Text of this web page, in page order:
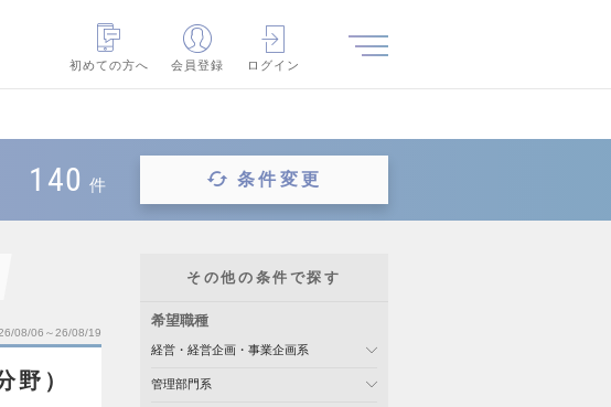
初めての方へ
会員登録 ログイン
140 件 条件変更
08/06～26/08/19
野）
その他の条件で探す
希望職種
経営・経営企画・事業企画系
管理部門系